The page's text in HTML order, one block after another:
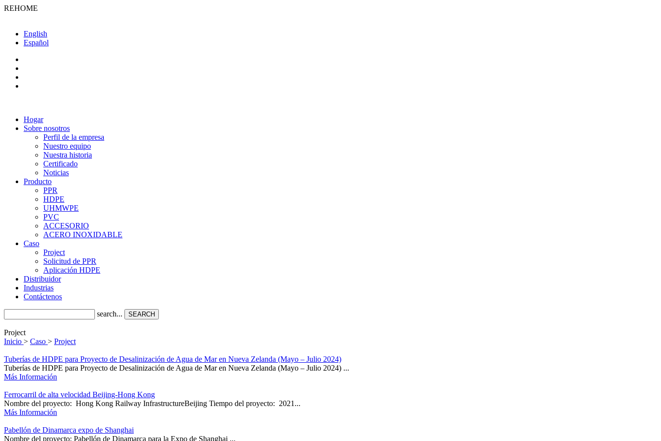
REHOME
English
Español
Hogar
Sobre nosotros
Perfil de la empresa
Nuestro equipo
Nuestra historia
Certificado
Noticias
Producto
PPR
HDPE
UHMWPE
PVC
ACCESORIO
ACERO INOXIDABLE
Caso
Project
Solicitud de PPR
Aplicación HDPE
Distribuidor
Industrias
Contáctenos
search... SEARCH
Project
Inicio > Caso > Project
Tuberías de HDPE para Proyecto de Desalinización de Agua de Mar en Nueva Zelanda (Mayo – Julio 2024)
Tuberías de HDPE para Proyecto de Desalinización de Agua de Mar en Nueva Zelanda (Mayo – Julio 2024) ...
Más Información
Ferrocarril de alta velocidad Beijing-Hong Kong
Nombre del proyecto: Hong Kong Railway InfrastructureBeijing Tiempo del proyecto: 2021...
Más Información
Pabellón de Dinamarca expo de Shanghai
Nombre del proyecto: Pabellón de Dinamarca para la Expo de Shanghai ...